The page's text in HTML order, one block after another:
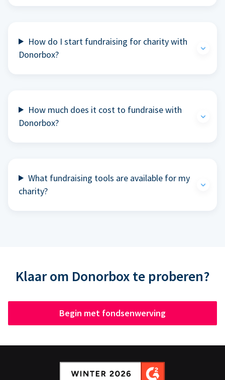
How do I start fundraising for charity with
Donorbox?
How much does it cost to fundraise with
Donorbox?
What fundraising tools are available for my
charity?
Klaar om Donorbox te proberen?
Begin met fondsenwerving